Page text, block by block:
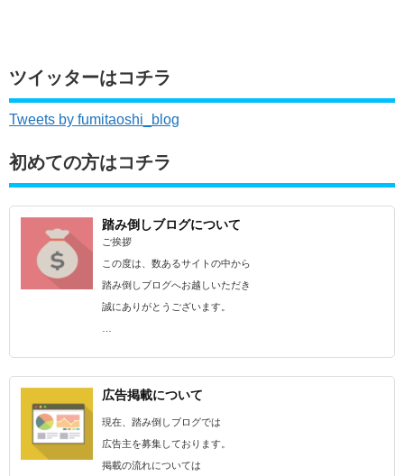
ツイッターはコチラ
Tweets by fumitaoshi_blog
初めての方はコチラ
踏み倒しブログについて
ご挨拶
この度は、数あるサイトの中から
踏み倒しブログへお越しいただき
誠にありがとうございます。
広告掲載について
現在、踏み倒しブログでは
広告主を募集しております。
掲載の流れについては